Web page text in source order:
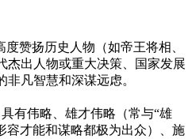
度赞扬历史人物（如帝王将相、
杰出人物或重大决策、国家发展
非凡智慧和深谋远虑。
有伟略、雄才伟略（常与“雄
容才能和谋略都极为出众）、施